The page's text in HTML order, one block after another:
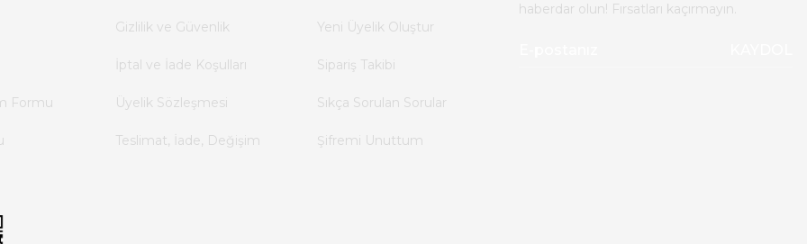
Formu
Gizlilik ve Güvenlik
İptal ve İade Koşulları
Üyelik Sözleşmesi
Teslimat, İade, Değişim
Yeni Üyelik Oluştur
Sipariş Takibi
Sıkça Sorulan Sorular
Şifremi Unuttum
haberdar olun! Fırsatları kaçırmayın.